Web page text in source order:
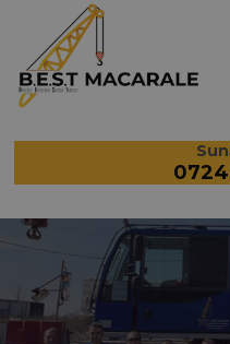
Sari la conținut